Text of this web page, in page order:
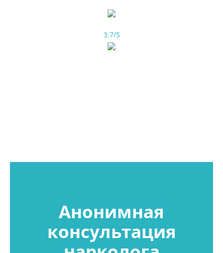
3.7/5
Анонимная
консультация